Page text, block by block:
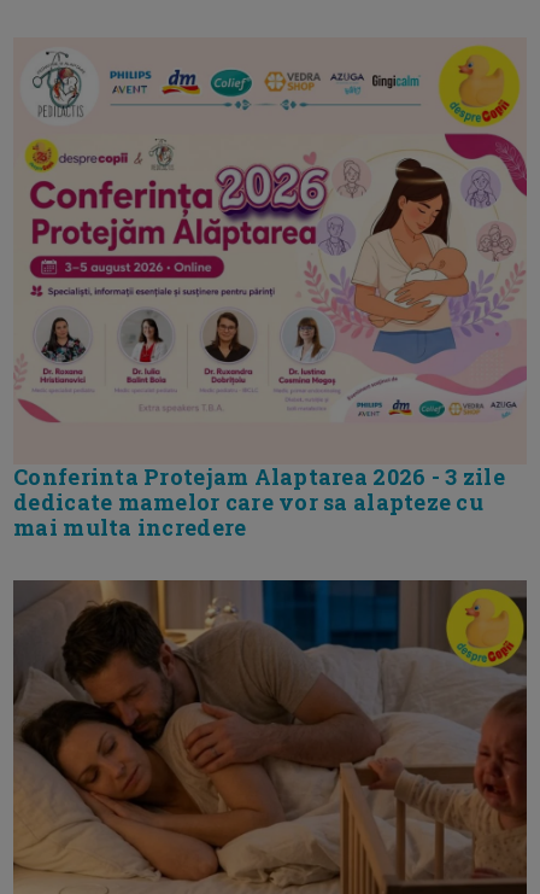
Conferinta Protejam Alaptarea 2026 - 3 zile
dedicate mamelor care vor sa alapteze cu
mai multa incredere